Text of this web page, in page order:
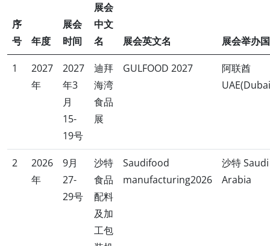
FOODEX JAPAN 东京国际食品饮料展是亚太头部专业食品
B2B 展会，2027 年 3.9-3.12 落地东京有明展馆，一年一
届，拥有五十余年办展历史，持有 UFI 国际展会认证，位
列全球三大食品展之一。 一、展会行业价值与客……
序
号
年度
展会
时间
展会
中文
名
展会英文名 展会举办国
1
2027
年
2027
年3
月
15-
19号
迪拜
海湾
食品
展
GULFOOD 2027
阿联酋
2
2026
年
9月
27-
29号
沙特
食品
配料
及加
工包
Saudifood
manufacturing2026
沙特 Saudi
Arabia